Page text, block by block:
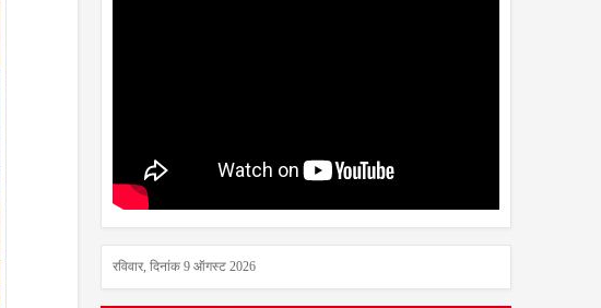
रविवार, दिनांक 9 ऑगस्ट 2026